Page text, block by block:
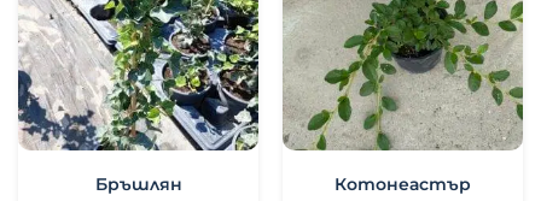
Бръшлян Котонеастър